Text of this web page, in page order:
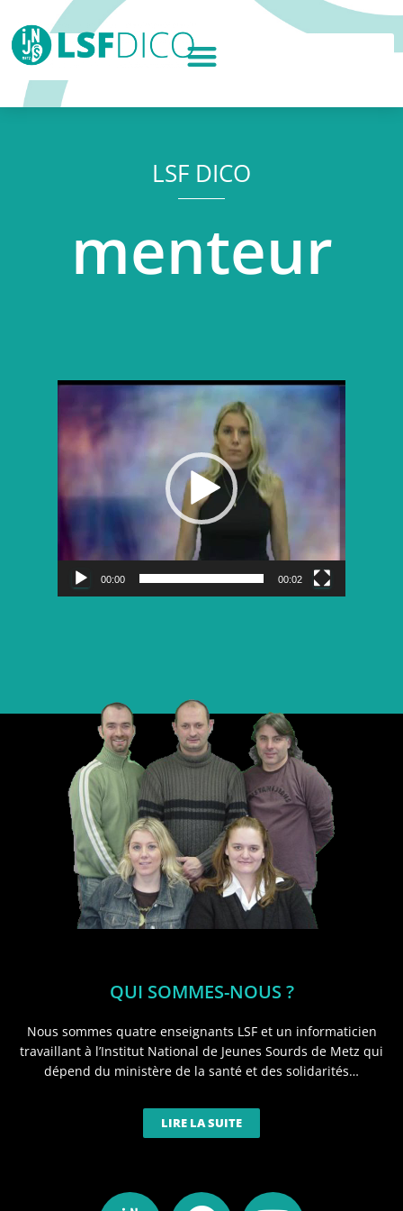
LSF DICO
menteur
Lecteur
vidéo
00:00 00:02
QUI SOMMES-NOUS ?
Nous sommes quatre enseignants LSF et un informaticien
travaillant à l’Institut National de Jeunes Sourds de Metz qui
dépend du ministère de la santé et des solidarités…
LIRE LA SUITE